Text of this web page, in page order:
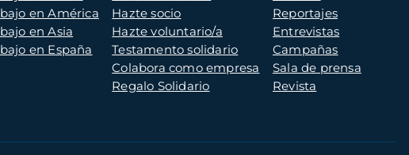
en América
en Asia
en España
Hazte socio
Hazte voluntario/a
Testamento solidario
Colabora como empresa
Regalo Solidario
Reportajes
Entrevistas
Campañas
Sala de prensa
Revista